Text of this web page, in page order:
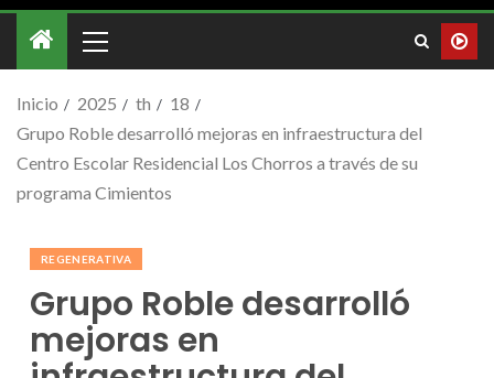
Inicio 2025 th
18
Grupo Roble desarrolló mejoras en infraestructura del
Centro Escolar Residencial Los Chorros a través de su
programa Cimientos
REGENERATIVA
Grupo Roble desarrolló
mejoras en